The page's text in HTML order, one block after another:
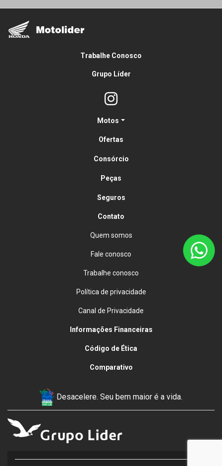
Trabalhe Conosco
Grupo Líder
Motos
Ofertas
Consórcio
Peças
Seguros
Contato
Quem somos
Fale conosco
Trabalhe conosco
Política de privacidade
Canal de Privacidade
Informações Financeiras
Código de Ética
Comparativo
Desacelere. Seu bem maior é a vida.